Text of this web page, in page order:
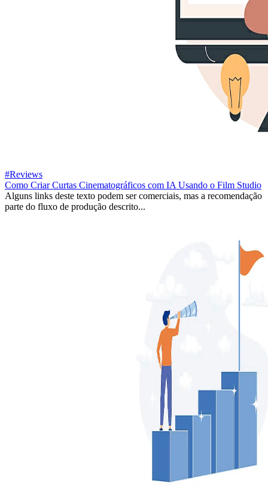
#Reviews
Como Criar Curtas Cinematográficos com IA Usando o Film Studio
Alguns links deste texto podem ser comerciais, mas a recomendação
parte do fluxo de produção descrito...